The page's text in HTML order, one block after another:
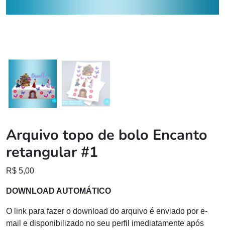
Arquivo topo de bolo Encanto
retangular #1
R$ 5,00
DOWNLOAD AUTOMÁTICO
O link para fazer o download do arquivo é enviado por e-
mail e disponibilizado no seu perfil imediatamente após